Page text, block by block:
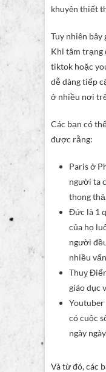
khuyên thiết
Tuy nhiên
Khi tâm trạng
tiktok hoặc
dễ dàng tiếp
ở nhiều nơi
Các bạn có
được rằng:
Paris ở
người ta
thong
Đức là 1
của họ
người
nhiều
Thuỵ
giáo dục
Youtuber
có cuộc
ngày
Và từ đó, các